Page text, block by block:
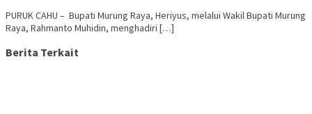
PURUK CAHU – Bupati Murung Raya, Heriyus, melalui Wakil Bupati Murung
Raya, Rahmanto Muhidin, menghadiri […]
Berita Terkait